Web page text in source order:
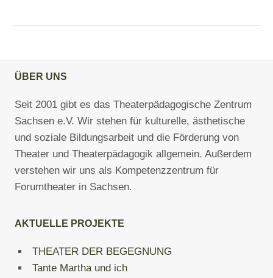
ÜBER UNS
Seit 2001 gibt es das Theaterpädagogische Zentrum
Sachsen e.V. Wir stehen für kulturelle, ästhetische
und soziale Bildungsarbeit und die Förderung von
Theater und Theaterpädagogik allgemein. Außerdem
verstehen wir uns als Kompetenzzentrum für
Forumtheater in Sachsen.
AKTUELLE PROJEKTE
THEATER DER BEGEGNUNG
Tante Martha und ich